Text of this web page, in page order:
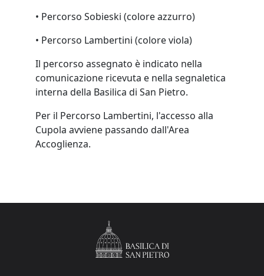
• Percorso Sobieski (colore azzurro)
• Percorso Lambertini (colore viola)
Il percorso assegnato è indicato nella
comunicazione ricevuta e nella segnaletica
interna della Basilica di San Pietro.
Per il Percorso Lambertini, l'accesso alla
Cupola avviene passando dall'Area
Accoglienza.